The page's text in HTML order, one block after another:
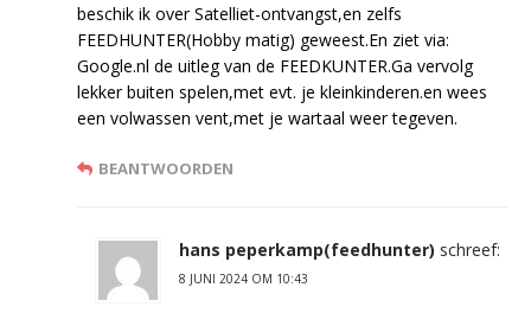
beschik ik over Satelliet-ontvangst,en zelfs
FEEDHUNTER(Hobby matig) geweest.En ziet via:
Google.nl de uitleg van de FEEDKUNTER.Ga vervolg
lekker buiten spelen,met evt. je kleinkinderen.en wees
een volwassen vent,met je wartaal weer tegeven.
BEANTWOORDEN
hans peperkamp(feedhunter) schreef:
8 JUNI 2024 OM 10:43